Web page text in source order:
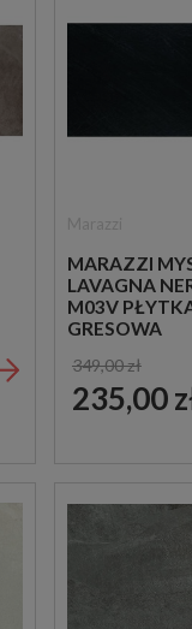
MARAZZI
LAVAGNA
M03V
GRESOWA
349,00 zł
235,00